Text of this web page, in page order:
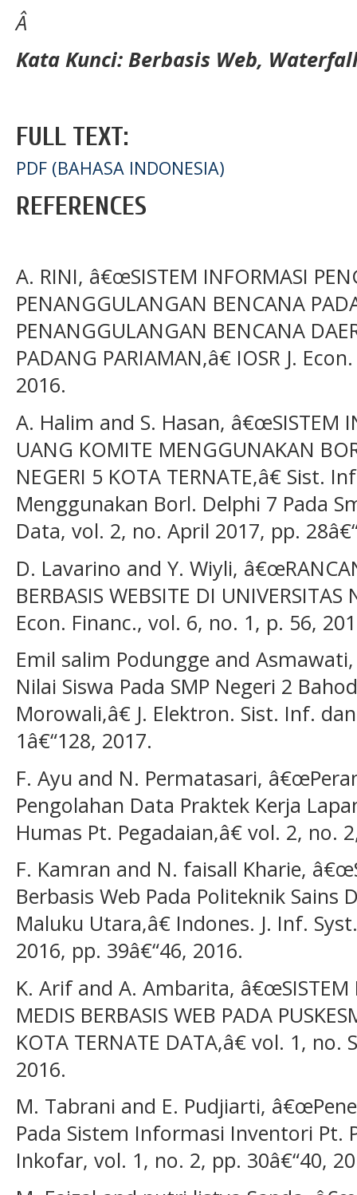
Â
Kata Kunci: Berbasis Web,
FULL TEXT:
PDF (BAHASA INDONESIA)
REFERENCES
A. RINI, â€œSISTEM INFORMASI
PENANGGULANGAN BENCANA
PENANGGULANGAN BENCANA
PADANG PARIAMAN,â€ IOSR J.
2016.
A. Halim and S. Hasan, â€œSISTEM
UANG KOMITE MENGGUNAKAN
NEGERI 5 KOTA TERNATE,â€ Sist.
Menggunakan Borl. Delphi 7 Pada
Data, vol. 2, no. April 2017, pp.
D. Lavarino and Y. Wiyli,
BERBASIS WEBSITE DI UNIVERSITAS
Econ. Financ., vol. 6, no. 1, p. 56,
Emil salim Podungge and
Nilai Siswa Pada SMP Negeri 2
Morowali,â€ J. Elektron. Sist. Inf.
1â€“128, 2017.
F. Ayu and N. Permatasari,
Pengolahan Data Praktek Kerja
Humas Pt. Pegadaian,â€ vol. 2, no.
F. Kamran and N. faisall Kharie,
Berbasis Web Pada Politeknik Sains
Maluku Utara,â€ Indones. J. Inf.
2016, pp. 39â€“46, 2016.
K. Arif and A. Ambarita, â€œSISTEM
MEDIS BERBASIS WEB PADA
KOTA TERNATE DATA,â€ vol. 1,
2016.
M. Tabrani and E. Pudjiarti,
Pada Sistem Informasi Inventori Pt.
Inkofar, vol. 1, no. 2, pp. 30â€“40,